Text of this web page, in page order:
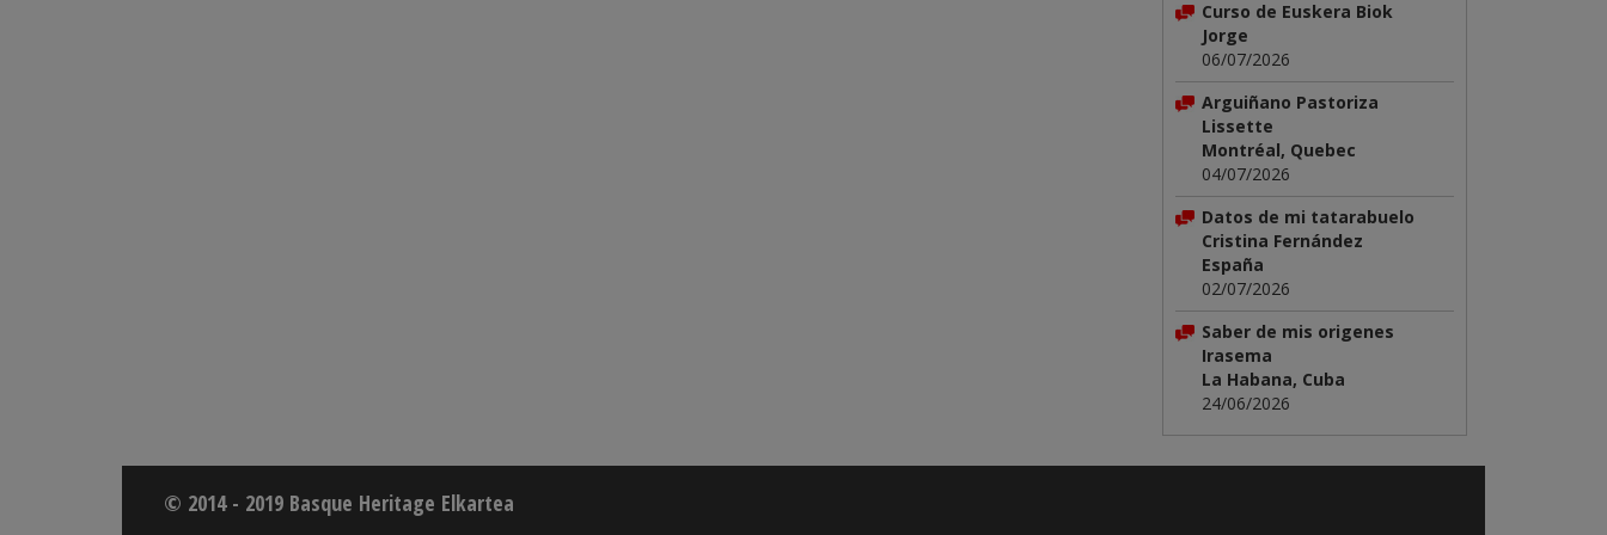
Curso de Euskera Biok
Jorge
06/07/2026
Arguiñano Pastoriza
Lissette
Montréal, Quebec
04/07/2026
Datos de mi tatarabuelo
Cristina Fernández
España
02/07/2026
Saber de mis origenes
Irasema
La Habana, Cuba
24/06/2026
© 2014 - 2019 Basque Heritage Elkartea